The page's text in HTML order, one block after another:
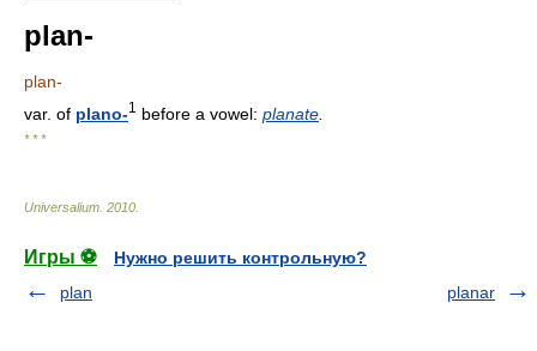
plan-
plan-
var. of plano-1 before a vowel: planate
* * *
Universalium 2010
Игры ⚽
Нужно решить контрольную?
plan
planar